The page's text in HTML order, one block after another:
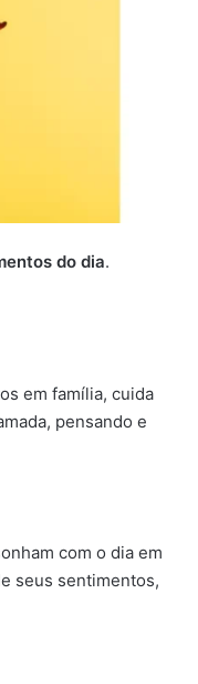
do dia.
em família, cuida
pensando e
com o dia em
seus sentimentos,